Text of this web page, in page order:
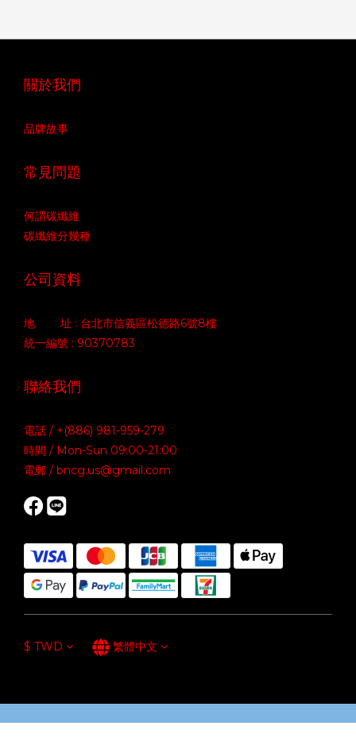
關於我們
品牌故事
常見問題
何謂碳纖維
碳纖維分幾種
公司資料
地 址 : 台北市信義區松德路6號8樓
統一編號 : 90370783
聯絡我們
電話 / +(886) 981-959-279
時間 / Mon-Sun 09:00-21:00
電郵 / bncg.us@gmail.com
$ TWD 繁體中文